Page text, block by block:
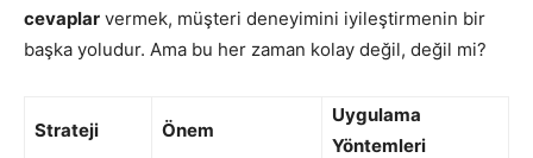
cevaplar vermek, müşteri deneyimini iyileştirmenin bir
başka yoludur. Ama bu her zaman kolay değil, değil mi?
Strateji Önem
Uygulama
Yöntemleri